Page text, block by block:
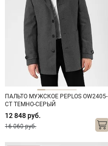
ПАЛЬТО МУЖСКОЕ PEPLOS OW2405-
CT ТЕМНО-СЕРЫЙ
12 848 руб.
16 060 руб.